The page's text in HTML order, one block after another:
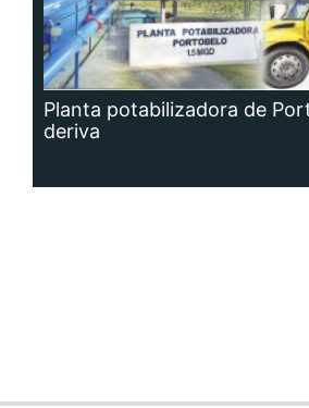
Planta potabilizadora de
deriva